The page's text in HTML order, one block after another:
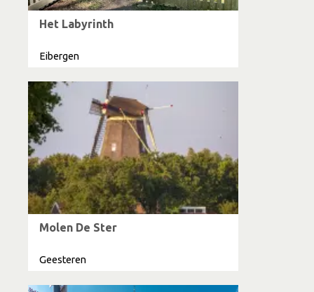
Het Labyrinth
Eibergen
Molen De Ster
Geesteren